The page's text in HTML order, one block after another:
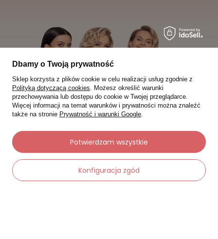
Moje zamówienia
Status zamówienia
Dbamy o Twoją prywatność
Sklep korzysta z plików cookie w celu realizacji usług zgodnie z
Polityką dotyczącą cookies. Możesz określić warunki
przechowywania lub dostępu do cookie w Twojej przeglądarce.
Więcej informacji na temat warunków i prywatności można znaleźć
także na stronie Prywatność i warunki Google.
Konfiguracja zgód
Potwierdzam wszystkie